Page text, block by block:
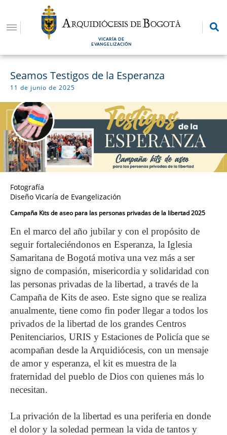
contenido
VICARÍA DE
EVANGELIZACIÓN
Seamos Testigos de la Esperanza
11 de junio de 2025
Fotografía
Diseño Vicaría de Evangelización
Campaña Kits de aseo para las personas privadas de la libertad 2025
En el marco del año jubilar y con el propósito de
seguir fortaleciéndonos en Esperanza, la Iglesia
Samaritana de Bogotá motiva una vez más a ser
signo de compasión, misericordia y solidaridad con
las personas privadas de la libertad, a través de la
Campaña de Kits de aseo. Este signo que se realiza
anualmente, tiene como fin poder llegar a todos los
privados de la libertad de los grandes Centros
Penitenciarios, URIS y Estaciones de Policía que se
acompañan desde la Arquidiócesis, con un mensaje
de amor y esperanza, el kit es muestra de la
fraternidad del pueblo de Dios con quienes más lo
necesitan.
La privación de la libertad es una periferia en donde
el dolor y la soledad permean la vida de tantos y